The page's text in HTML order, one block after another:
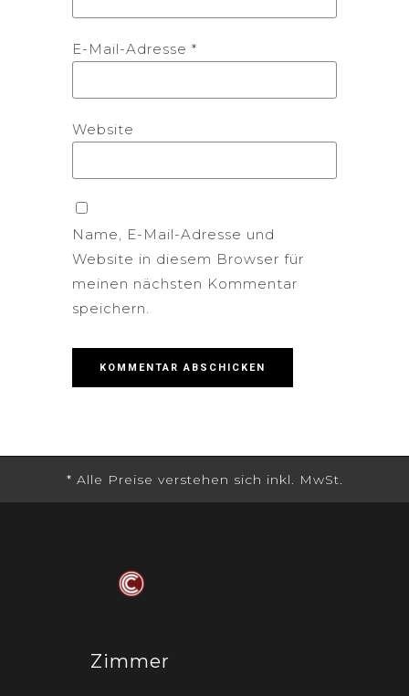
E-Mail-Adresse *
Website
Name, E-Mail-Adresse und
Website in diesem Browser für
meinen nächsten Kommentar
speichern.
Zimmer